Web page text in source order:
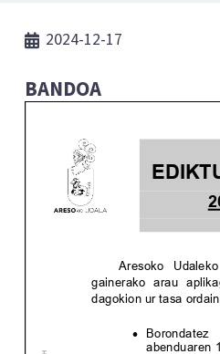
2024-12-17
BANDOA